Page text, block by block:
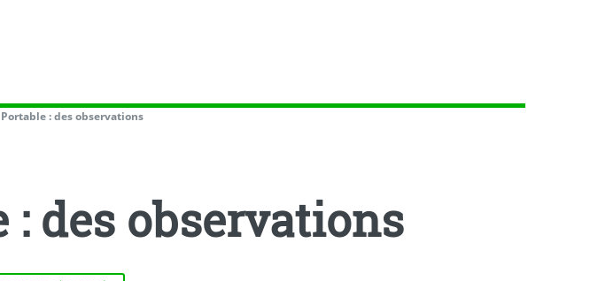
Portable : des observations
: des observations